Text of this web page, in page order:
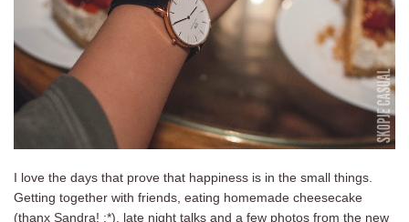
I love the days that prove that happiness is in the small things.
Getting together with friends, eating homemade cheesecake
(thanx Sandra! :*), late night talks and a few photos from the new